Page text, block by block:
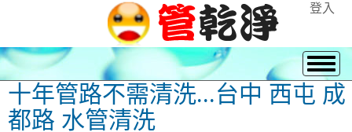
登入
十年管路不需清洗...台中 西屯 成
都路 水管清洗